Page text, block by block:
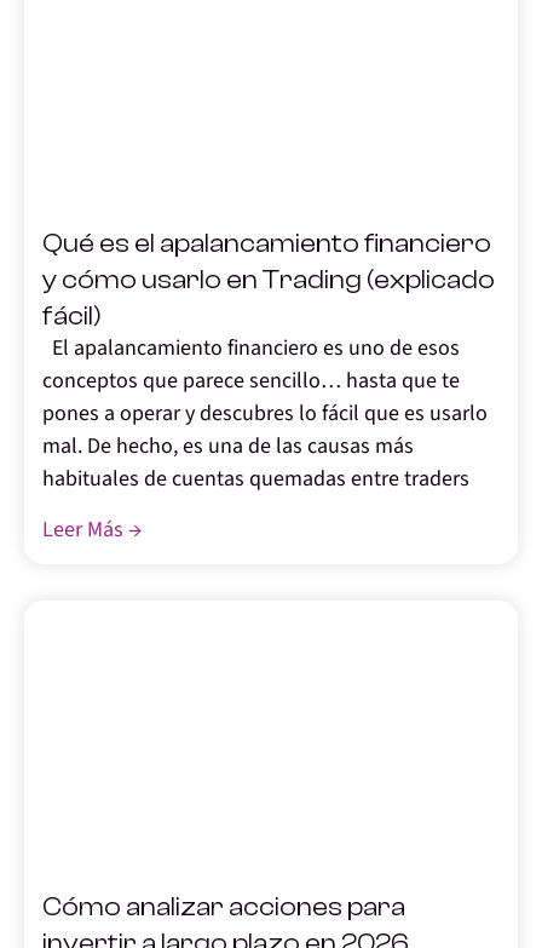
Qué es el apalancamiento financiero
y cómo usarlo en Trading (explicado
fácil)
El apalancamiento financiero es uno de esos
conceptos que parece sencillo… hasta que te
pones a operar y descubres lo fácil que es usarlo
mal. De hecho, es una de las causas más
habituales de cuentas quemadas entre traders
Leer Más →
Cómo analizar acciones para